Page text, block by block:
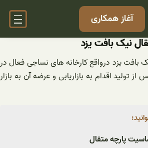
آغاز همکاری
نیک بافت یزد
بافت یزد درواقع کارخانه های نساجی فعال در
تولید اقدام به بازاریابی و عرضه آن به بازار
پارچه متقال